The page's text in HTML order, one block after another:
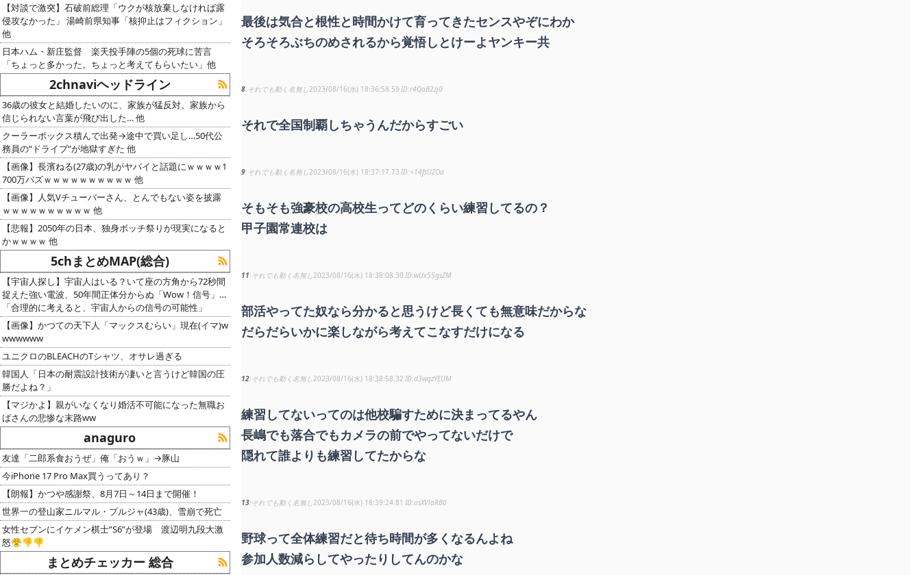
最後は気合と根性と時間かけて育ってきたセンスやぞにわか
そろそろぶちのめされるから覚悟しとけーよヤンキー共
8 それでも動く名無し2023/08/16(水) 18:36:58.59 r4QaB2zj0
それで全国制覇しちゃうんだからすごい
9 それでも動く名無し2023/08/16(水) 18:37:17.73 +14fsUZOa
そもそも強豪校の高校生ってどのくらい練習してるの？
甲子園常連校は
11 それでも動く名無し2023/08/16(水) 18:38:08.30 wUx55gsZM
部活やってた奴なら分かると思うけど長くても無意味だからな
だらだらいかに楽しながら考えてこなすだけになる
12 それでも動く名無し2023/08/16(水) 18:38:58.32 d3wqzYEUM
練習してないってのは他校騙すために決まってるやん
長嶋でも落合でもカメラの前でやってないだけで
隠れて誰よりも練習してたからな
13 それでも動く名無し2023/08/16(水) 18:39:24.81 osXVlaRB0
野球って全体練習だと待ち時間が多くなるんよね
参加人数減らしてやったりしてんのかな
【対談で激突】石破前総理「ウクが核放棄しなければ露
侵攻なかった」 湯崎前県知事「核抑止はフィクション」
他
日本ハム・新庄監督 楽天投手陣の5個の死球に苦言
「ちょっと多かった。ちょっと考えてもらいたい」他
2chnaviヘッドライン
36歳の彼女と結婚したいのに、家族が猛反対。家族から
信じられない言葉が飛び出した… 他
クーラーボックス積んで出発→途中で買い足し…50代公
務員の“ドライブ”が地獄すぎた 他
【画像】長濱ねる(27歳)の乳がヤバイと話題にｗｗｗｗ1
700万バズｗｗｗｗｗｗｗｗｗｗ 他
【画像】人気Vチューバーさん、とんでもない姿を披露
ｗｗｗｗｗｗｗｗｗｗ 他
【悲報】2050年の日本、独身ボッチ祭りが現実になると
かｗｗｗｗ 他
5chまとめMAP(総合)
【宇宙人探し】宇宙人はいる？いて座の方角から72秒間
捉えた強い電波、50年間正体分からぬ「Wow！信号」…
「合理的に考えると、宇宙人からの信号の可能性」
【画像】かつての天下人「マックスむらい」現在(イマ)w
wwwwww
ユニクロのBLEACHのTシャツ、オサレ過ぎる
韓国人「日本の耐震設計技術が凄いと言うけど韓国の圧
勝だよね？」
【マジかよ】親がいなくなり婚活不可能になった無職お
ばさんの悲惨な末路ww
anaguro
友達「二郎系食おうぜ」俺「おうｗ」→豚山
今iPhone 17 Pro Max買うってあり？
【朗報】かつや感謝祭、8月7日～14日まで開催！
世界一の登山家ニルマル・プルジャ(43歳)、雪崩で死亡
女性セブンにイケメン棋士”S6”が登場 渡辺明九段大激
怒😤👎👎
まとめチェッカー 総合